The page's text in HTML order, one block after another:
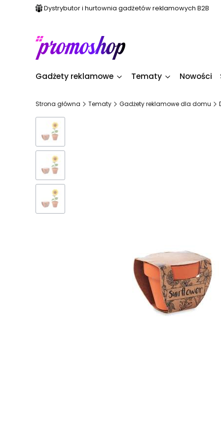
Dystrybutor i hurtownia gadżetów reklamowych B2B
Gadżety reklamowe Tematy Nowości
Strona główna Tematy Gadżety reklamowe dla domu